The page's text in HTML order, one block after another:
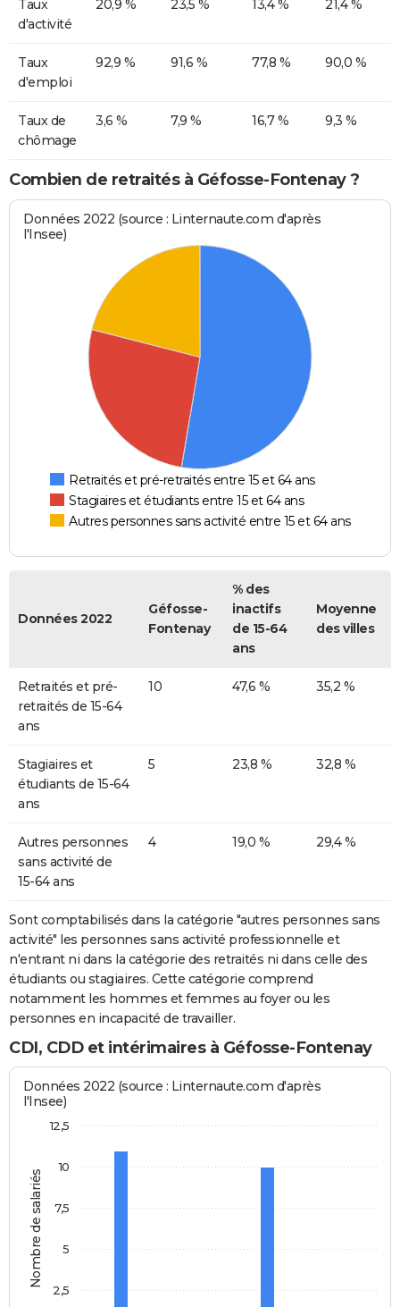
Taux
d'activité
20,9 % 23,5 % 13,4 % 21,4 %
Taux
d'emploi
92,9 % 91,6 % 77,8 % 90,0 %
Taux de
chômage
3,6 % 7,9 % 16,7 % 9,3 %
Combien de retraités à Géfosse-Fontenay ?
Données 2022 (source : Linternaute.com d'après
l'Insee)
Retraités et pré-retraités entre 15 et 64 ans
Stagiaires et étudiants entre 15 et 64 ans
Autres personnes sans activité entre 15 et 64 ans
Données 2022
Géfosse-
Fontenay
% des
inactifs
de 15-64
ans
Moyenne
des villes
Retraités et pré-
retraités de 15-64
ans
10 47,6 % 35,2 %
Stagiaires et
étudiants de 15-64
ans
5 23,8 % 32,8 %
Autres personnes
sans activité de
15-64 ans
4 19,0 % 29,4 %
Sont comptabilisés dans la catégorie "autres personnes sans
activité" les personnes sans activité professionnelle et
n'entrant ni dans la catégorie des retraités ni dans celle des
étudiants ou stagiaires. Cette catégorie comprend
notamment les hommes et femmes au foyer ou les
personnes en incapacité de travailler.
CDI, CDD et intérimaires à Géfosse-Fontenay
Nombre de salariés
Données 2022 (source : Linternaute.com d'après
l'Insee)
2,5
5
7,5
10
12,5